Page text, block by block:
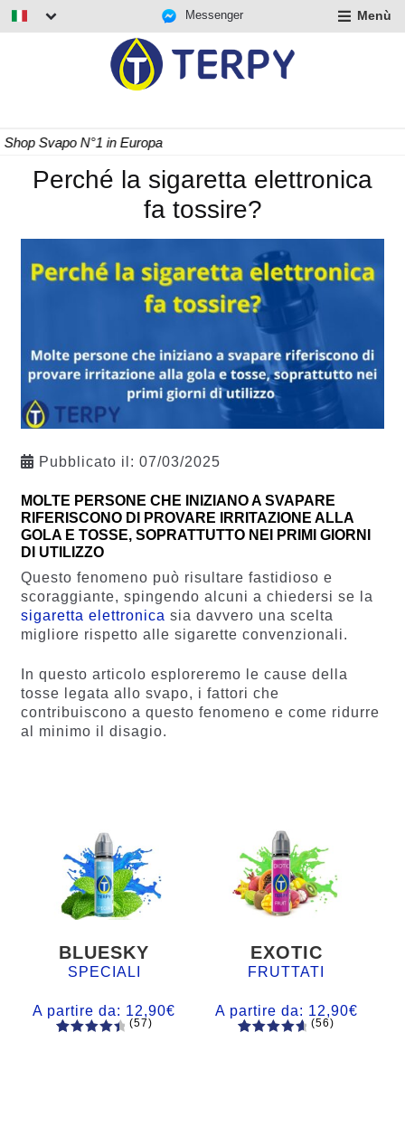
Messenger Menù
Consegna Rapida 24/48 h
Perché la sigaretta elettronica
fa tossire?
Pubblicato il: 07/03/2025
MOLTE PERSONE CHE INIZIANO A SVAPARE
RIFERISCONO DI PROVARE IRRITAZIONE ALLA
GOLA E TOSSE, SOPRATTUTTO NEI PRIMI GIORNI
DI UTILIZZO
Questo fenomeno può risultare fastidioso e
scoraggiante, spingendo alcuni a chiedersi se la
sigaretta elettronica sia davvero una scelta
migliore rispetto alle sigarette convenzionali.
In questo articolo esploreremo le cause della
tosse legata allo svapo, i fattori che
contribuiscono a questo fenomeno e come ridurre
al minimo il disagio.
BLUESKY
SPECIALI
A partire da: 12,90€
(57)
EXOTIC
FRUTTATI
A partire da: 12,90€
(56)